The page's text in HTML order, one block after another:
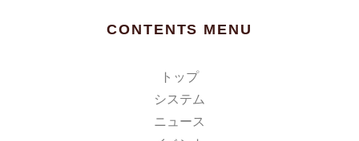
CONTENTS MENU
トップ
システム
ニュース